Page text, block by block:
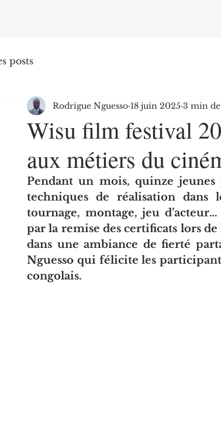
posts
Wisu film festival
aux métiers du
Rodrigue Nguesso 18 juin 2025 3 min
Pendant un mois, quinze
techniques de réalisation
tournage, montage, jeu
par la remise des certificats lors
dans une ambiance de fierté
Nguesso qui félicite les
congolais.